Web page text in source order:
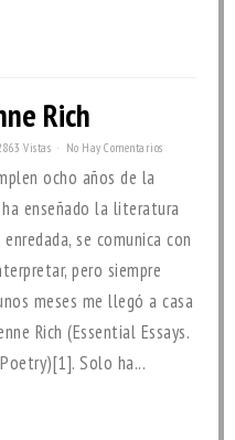
Rich
Vistas No Hay Comentarios
ocho años de la
enseñado la literatura
se comunica con
pero siempre
meses me llegó a casa
Rich (Essential Essays.
Solo ha...